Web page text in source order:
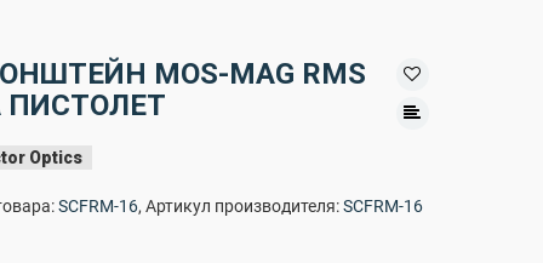
MOS-MAG RMS
ПИСТОЛЕТ
Optics
SCFRM-16, Артикул производителя:SCFRM-16